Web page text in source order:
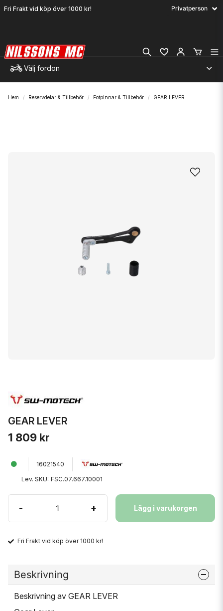
Fri Frakt vid köp över 1000 kr!
Välj fordon
Hem Reservdelar & Tillbehör Fotpinnar & Tillbehör GEAR LEVER
GEAR LEVER
1 809 kr
16021540
Lev. SKU: FSC.07.667.10001
- + Lägg i varukorgen
Fri Frakt vid köp över 1000 kr!
Beskrivning
Beskrivning av GEAR LEVER